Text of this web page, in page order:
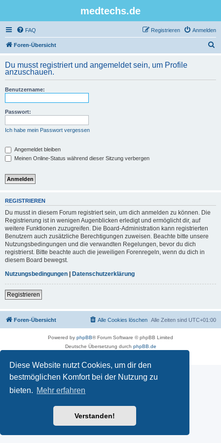
Diese Website nutzt Cookies, um dir den
bestmöglichen Komfort bei der Nutzung zu
bieten. Mehr erfahren
Verstanden!
medtechs.de
FAQ Anmelden
Registrieren
Foren-Übersicht
h
Du musst registriert und angemeldet sein, um Profile
anzuschauen.
Benutzername:
Passwort:
Ich habe mein Passwort vergessen
Angemeldet bleiben
Meinen Online-Status während dieser Sitzung verbergen
REGISTRIEREN
Du musst in diesem Forum registriert sein, um dich anmelden zu können. Die
Registrierung ist in wenigen Augenblicken erledigt und ermöglicht dir, auf
weitere Funktionen zuzugreifen. Die Board-Administration kann registrierten
Benutzern auch zusätzliche Berechtigungen zuweisen. Beachte bitte unsere
Nutzungsbedingungen und die verwandten Regelungen, bevor du dich
registrierst. Bitte beachte auch die jeweiligen Forenregeln, wenn du dich in
diesem Board bewegst.
Nutzungsbedingungen | Datenschutzerklärung
Registrieren
Foren-Übersicht Alle Zeiten sind UTC+01:00
Alle Cookies löschen
Powered by phpBB® Forum Software © phpBB Limited
Deutsche Übersetzung durch phpBB.de